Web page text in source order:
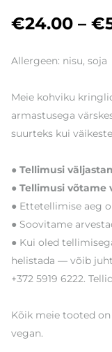
€24.00 –
Allergeen: nisu, soja
Meie kohviku
armastusega
suurteks kui
● Tellimusi
● Tellimusi võtame
● Ettetellimise aeg
● Soovitame
● Kui oled
helistada — võib
+372 5919 6222.
Kõik meie tooted
vegan.